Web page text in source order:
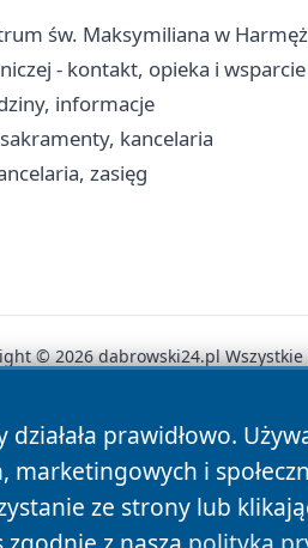
św. Maksymiliana w
- kontakt, opieka i
informacje
kancelaria
zasięg
prawidłowo.
marketingowych i
ze strony lub
© 2026 dabrowski24.pl
Autorzy Polityka Prywatności